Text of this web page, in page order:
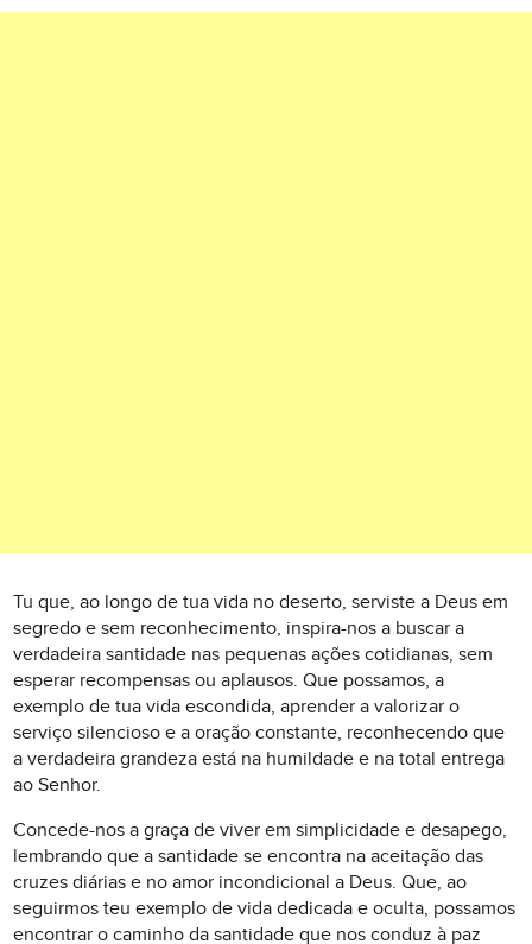
Tu que, ao longo de tua vida no deserto, serviste a Deus em
segredo e sem reconhecimento, inspira-nos a buscar a
verdadeira santidade nas pequenas ações cotidianas, sem
esperar recompensas ou aplausos. Que possamos, a
exemplo de tua vida escondida, aprender a valorizar o
serviço silencioso e a oração constante, reconhecendo que
a verdadeira grandeza está na humildade e na total entrega
ao Senhor.
Concede-nos a graça de viver em simplicidade e desapego,
lembrando que a santidade se encontra na aceitação das
cruzes diárias e no amor incondicional a Deus. Que, ao
seguirmos teu exemplo de vida dedicada e oculta, possamos
encontrar o caminho da santidade que nos conduz à paz